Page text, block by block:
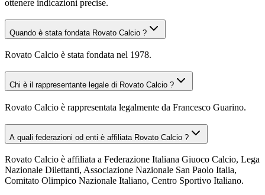
ottenere indicazioni precise.
Quando è stata fondata Rovato Calcio ?
Rovato Calcio è stata fondata nel 1978.
Chi è il rappresentante legale di Rovato Calcio ?
Rovato Calcio è rappresentata legalmente da Francesco Guarino.
A quali federazioni od enti è affiliata Rovato Calcio ?
Rovato Calcio è affiliata a Federazione Italiana Giuoco Calcio, Lega
Nazionale Dilettanti, Associazione Nazionale San Paolo Italia,
Comitato Olimpico Nazionale Italiano, Centro Sportivo Italiano.